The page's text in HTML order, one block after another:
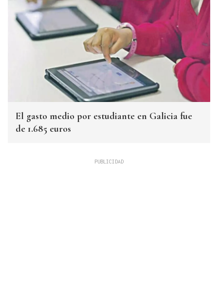
El gasto medio por estudiante en Galicia fue
de 1.685 euros